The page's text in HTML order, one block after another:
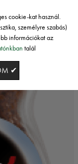
cookie-kat használ.
személyre szabás)
információkat az
talál
✔